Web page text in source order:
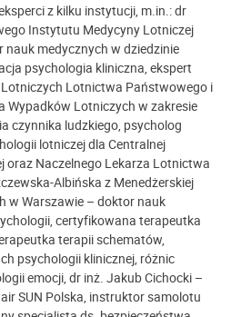
z kilku instytucji, m.in.: dr
Instytutu Medycyny Lotniczej
nauk medycznych w dziedzinie
psychologia kliniczna, ekspert
Lotnictwa Państwowego i
Wypadków Lotniczych w zakresie
czynnika ludzkiego, psycholog
lotniczej dla Centralnej
oraz Naczelnego Lekarza Lotnictwa
Albińska z Menedżerskiej
w Warszawie – doktor nauk
certyfikowana terapeutka
terapii schematów,
psychologii klinicznej, różnic
emocji, dr inż. Jakub Cichocki –
SUN Polska, instruktor samolotu